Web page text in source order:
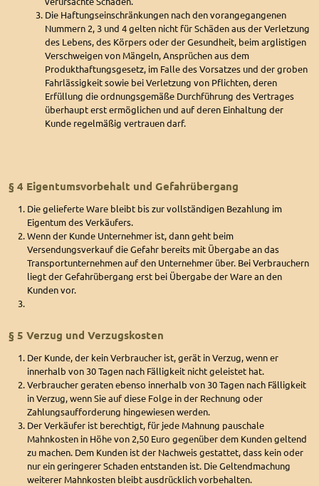
Die Haftungseinschränkungen nach den vorangegangenen
Nummern 2, 3 und 4 gelten nicht für Schäden aus der Verletzung
des Lebens, des Körpers oder der Gesundheit, beim arglistigen
Verschweigen von Mängeln, Ansprüchen aus dem
Produkthaftungsgesetz, im Falle des Vorsatzes und der groben
Fahrlässigkeit sowie bei Verletzung von Pflichten, deren
Erfüllung die ordnungsgemäße Durchführung des Vertrages
überhaupt erst ermöglichen und auf deren Einhaltung der
Kunde regelmäßig vertrauen darf.
§ 4 Eigentumsvorbehalt und Gefahrübergang
Die gelieferte Ware bleibt bis zur vollständigen Bezahlung im
Eigentum des Verkäufers.
Wenn der Kunde Unternehmer ist, dann geht beim
Versendungsverkauf die Gefahr bereits mit Übergabe an das
Transportunternehmen auf den Unternehmer über. Bei Verbrauchern
liegt der Gefahrübergang erst bei Übergabe der Ware an den
Kunden vor.
§ 5 Verzug und Verzugskosten
Der Kunde, der kein Verbraucher ist, gerät in Verzug, wenn er
innerhalb von 30 Tagen nach Fälligkeit nicht geleistet hat.
Verbraucher geraten ebenso innerhalb von 30 Tagen nach Fälligkeit
in Verzug, wenn Sie auf diese Folge in der Rechnung oder
Zahlungsaufforderung hingewiesen werden.
Der Verkäufer ist berechtigt, für jede Mahnung pauschale
Mahnkosten in Höhe von 2,50 Euro gegenüber dem Kunden geltend
zu machen. Dem Kunden ist der Nachweis gestattet, dass kein oder
nur ein geringerer Schaden entstanden ist. Die Geltendmachung
weiterer Mahnkosten bleibt ausdrücklich vorbehalten.